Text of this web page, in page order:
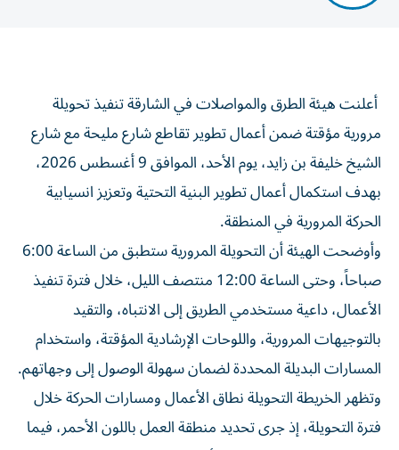
أعلنت هيئة الطرق والمواصلات في الشارقة تنفيذ تحويلة
مرورية مؤقتة ضمن أعمال تطوير تقاطع شارع مليحة مع شارع
الشيخ خليفة بن زايد، يوم الأحد، الموافق 9 أغسطس 2026،
بهدف استكمال أعمال تطوير البنية التحتية وتعزيز انسيابية
الحركة المرورية في المنطقة.
وأوضحت الهيئة أن التحويلة المرورية ستطبق من الساعة 6:00
صباحاً، وحتى الساعة 12:00 منتصف الليل، خلال فترة تنفيذ
الأعمال، داعية مستخدمي الطريق إلى الانتباه، والتقيد
بالتوجيهات المرورية، واللوحات الإرشادية المؤقتة، واستخدام
المسارات البديلة المحددة لضمان سهولة الوصول إلى وجهاتهم.
وتظهر الخريطة التحويلة نطاق الأعمال ومسارات الحركة خلال
فترة التحويلة، إذ جرى تحديد منطقة العمل باللون الأحمر، فيما